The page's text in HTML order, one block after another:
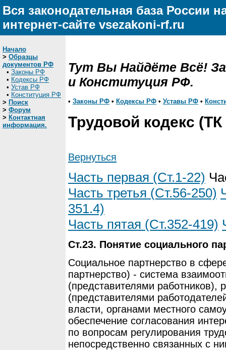
Вся законодательная база России
интернет-сайте vsezakoni-rf.ru
Начало
> Образцы
документов РФ
• Законы РФ
• Кодексы РФ
• Устав РФ
• Конституция РФ
> Поиск
> Форум
> Контактная
информация.
Тут Вы Найдёте Всё!
и Конституция РФ.
• Законы РФ • Кодексы РФ • Уставы РФ •
Трудовой кодекс
Вернуться
Часть первая (Ст.1-22)
Часть третья (Ст.56-250)
351.4)
Часть пятая (Ст.352-419)
Ст.23. Понятие социального
Социальное партнерство в
партнерство) - система
(представителями работников),
(представителями
власти, органами местного
обеспечение согласования
по вопросам регулирования
непосредственно связанных с